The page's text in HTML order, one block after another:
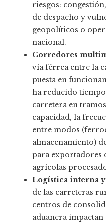
riesgos:
de despacho y
geopolíticos o
nacional.
Corredores
vía férrea entre la
puesta en
ha reducido
carretera en
capacidad, la
entre modos
almacenamiento)
para exportadores
agrícolas
Logística interna
de las carreteras
centros de
aduanera